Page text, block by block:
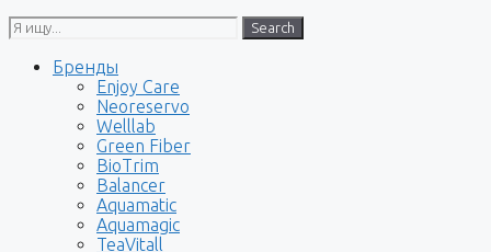
Search
Бренды
Enjoy Care
Neoreservo
Welllab
Green Fiber
BioTrim
Balancer
Aquamatic
Aquamagic
TeaVitall